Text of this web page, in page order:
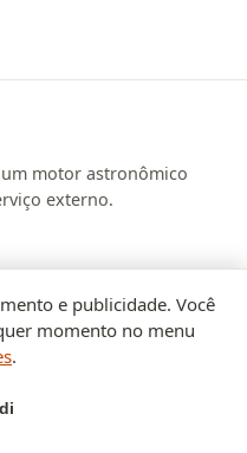
motor astronômico
externo.
e publicidade. Você
momento no menu
.